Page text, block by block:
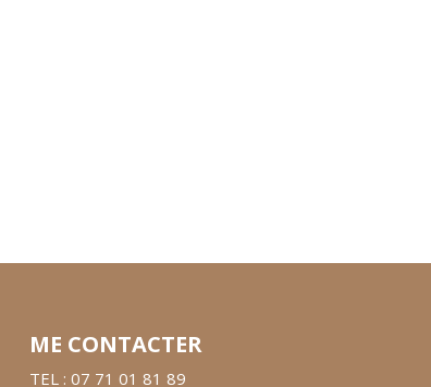
ME CONTACTER
TEL : 07 71 01 81 89